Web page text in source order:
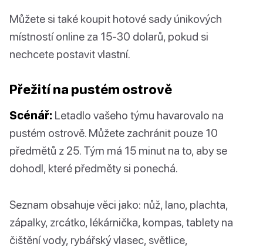
Můžete si také koupit hotové sady únikových
místností online za 15-30 dolarů, pokud si
nechcete postavit vlastní.
Přežití na pustém ostrově
Scénář: Letadlo vašeho týmu havarovalo na
pustém ostrově. Můžete zachránit pouze 10
předmětů z 25. Tým má 15 minut na to, aby se
dohodl, které předměty si ponechá.
Seznam obsahuje věci jako: nůž, lano, plachta,
zápalky, zrcátko, lékárnička, kompas, tablety na
čištění vody, rybářský vlasec, světlice,